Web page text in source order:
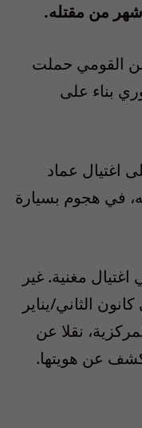
من مقتله.
القومي حملت
بناء على
اغتيال عماد
في هجوم بسيارة
مغنية. غير
الثاني/يناير
نقلا عن
عن هويتها.